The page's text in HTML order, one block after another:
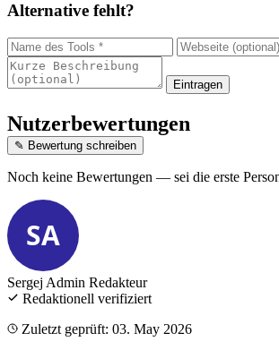
Alternative fehlt?
Eintragen
Nutzerbewertungen
✎ Bewertung schreiben
Noch keine Bewertungen — sei die erste
SA
Sergej Admin Redakteur
Redaktionell verifiziert
Zuletzt geprüft: 03. May 2026